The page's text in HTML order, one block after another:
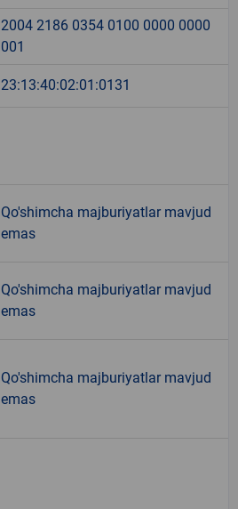
2004 2186 0354 0100 0000 0000
001
23:13:40:02:01:0131
Qo'shimcha majburiyatlar mavjud
emas
Qo'shimcha majburiyatlar mavjud
emas
Qo'shimcha majburiyatlar mavjud
emas